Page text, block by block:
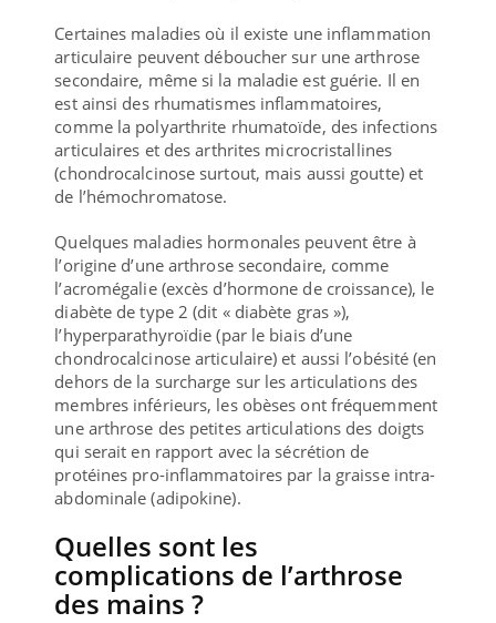
Certaines maladies où il existe une inflammation
articulaire peuvent déboucher sur une arthrose
secondaire, même si la maladie est guérie. Il en
est ainsi des rhumatismes inflammatoires,
comme la polyarthrite rhumatoïde, des infections
articulaires et des arthrites microcristallines
(chondrocalcinose surtout, mais aussi goutte) et
de l’hémochromatose.
Quelques maladies hormonales peuvent être à
l’origine d’une arthrose secondaire, comme
l’acromégalie (excès d’hormone de croissance), le
diabète de type 2 (dit « diabète gras »),
l’hyperparathyroïdie (par le biais d’une
chondrocalcinose articulaire) et aussi l’obésité (en
dehors de la surcharge sur les articulations des
membres inférieurs, les obèses ont fréquemment
une arthrose des petites articulations des doigts
qui serait en rapport avec la sécrétion de
protéines pro-inflammatoires par la graisse intra-
abdominale (adipokine).
Quelles sont les
complications de l’arthrose
des mains ?